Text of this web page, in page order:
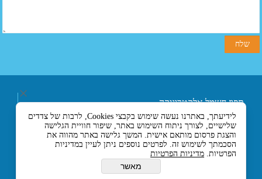
תפוז חשמל אלקטרוניקה
ובקרה בע"מ
רחוב אליעזר בן הורקנוס 5
אזור התעשייה הצפוני,
כניסה מרחוב המסגר, לוד
7129330 ישראל
לידיעתך, באתרנו נעשה שימוש בקבצי Cookies, לרבות של צדדים
שלישיים, לצורך ניתוח השימוש באתר, שיפור חוויית הגלישה
והצגת פרסום מותאם אישית. המשך גלישה באתר מהווה את
הסכמתך לשימוש זה. לפרטים נוספים ניתן לעיין במדיניות
הפרטיות. מדיניות הפרטיות
מאשר